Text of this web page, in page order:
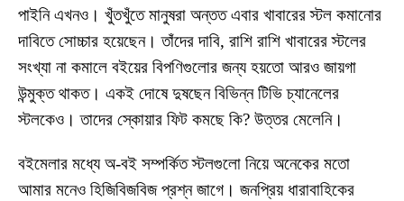
পাইনি এখনও। খুঁতখুঁতে মানুষরা অন্তত এবার খাবারের স্টল কমানোর
দাবিতে সোচ্চার হয়েছেন। তাঁদের দাবি, রাশি রাশি খাবারের স্টলের
সংখ্যা না কমালে বইয়ের বিপণিগুলোর জন্য হয়তো আরও জায়গা
উন্মুক্ত থাকত। একই দোষে দুষছেন বিভিন্ন টিভি চ্যানেলের
স্টলকেও। তাদের স্কোয়ার ফিট কমছে কি? উত্তর মেলেনি।
বইমেলার মধ্যে অ-বই সম্পর্কিত স্টলগুলো নিয়ে অনেকের মতো
আমার মনেও হিজিবিজবিজ প্রশ্ন জাগে। জনপ্রিয় ধারাবাহিকের